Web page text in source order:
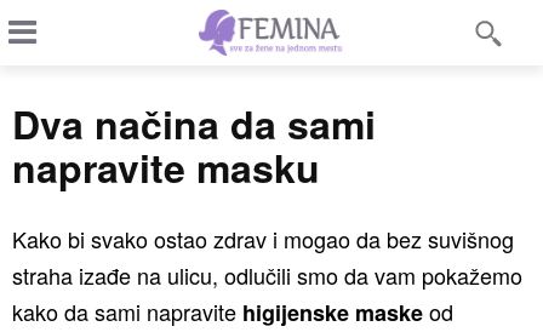
Dva načina da sami
napravite masku
Kako bi svako ostao zdrav i mogao da bez suvišnog
straha izađe na ulicu, odlučili smo da vam pokažemo
kako da sami napravite higijenske maskeod